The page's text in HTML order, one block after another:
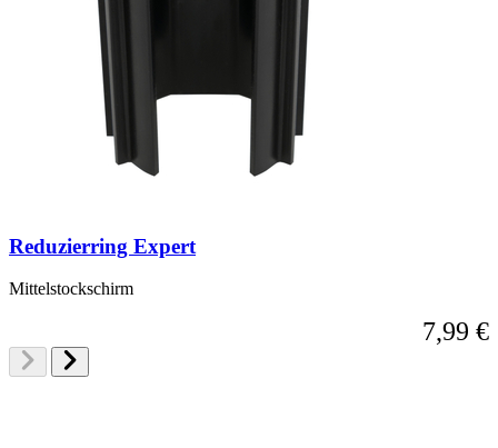
Reduzierring Expert
Mittelstockschirm
7,99 €